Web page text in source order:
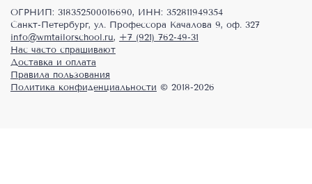
ОГРНИП: 318352500016690, ИНН: 352811949354
Санкт-Петербург, ул. Профессора Качалова 9, оф. 327
info@wmtailorschool.ru, +7 (921) 762-49-31
Нас часто спрашивают
Доставка и оплата
Правила пользования
Политика конфиденциальности © 2018-2026